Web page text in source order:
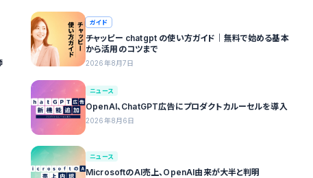
ガイド
チャッピー chatgpt の使い方ガイド｜無料で始める基本
から活用のコツまで
2026年8月7日
ニュース
OpenAI、ChatGPT広告にプロダクトカルーセルを導入
2026年8月6日
ニュース
MicrosoftのAI売上、OpenAI由来が大半と判明